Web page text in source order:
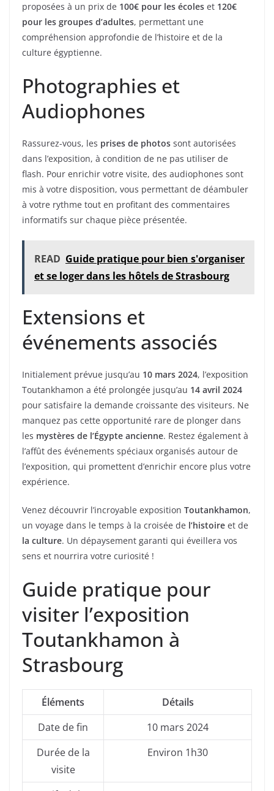
proposées à un prix de 100€ pour les écoles et 120€
pour les groupes d’adultes, permettant une
compréhension approfondie de l’histoire et de la
culture égyptienne.
Photographies et
Audiophones
Rassurez-vous, les prises de photos sont autorisées
dans l’exposition, à condition de ne pas utiliser de
flash. Pour enrichir votre visite, des audiophones sont
mis à votre disposition, vous permettant de déambuler
à votre rythme tout en profitant des commentaires
informatifs sur chaque pièce présentée.
READ Guide pratique pour bien s'organiser
et se loger dans les hôtels de Strasbourg
Extensions et
événements associés
Initialement prévue jusqu’au 10 mars 2024, l’exposition
Toutankhamon a été prolongée jusqu’au 14 avril 2024
pour satisfaire la demande croissante des visiteurs. Ne
manquez pas cette opportunité rare de plonger dans
les mystères de l’Égypte ancienne. Restez également à
l’affût des événements spéciaux organisés autour de
l’exposition, qui promettent d’enrichir encore plus votre
expérience.
Venez découvrir l’incroyable exposition Toutankhamon,
un voyage dans le temps à la croisée de l’histoire et de
la culture. Un dépaysement garanti qui éveillera vos
sens et nourrira votre curiosité !
Guide pratique pour
visiter l’exposition
Toutankhamon à
Strasbourg
Éléments
Détails
Date de fin
10 mars 2024
Durée de la
visite
Environ 1h30